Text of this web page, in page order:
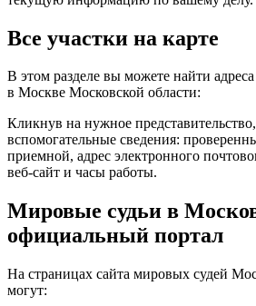
Все участки на карте
В этом разделе вы можете найти
в Москве Московской области:
Кликнув на нужное
вспомогательные сведения:
приемной, адрес электронного
веб-сайт и часы работы.
Мировые судьи в
официальный портал
На страницах сайта мировых судей
могут: